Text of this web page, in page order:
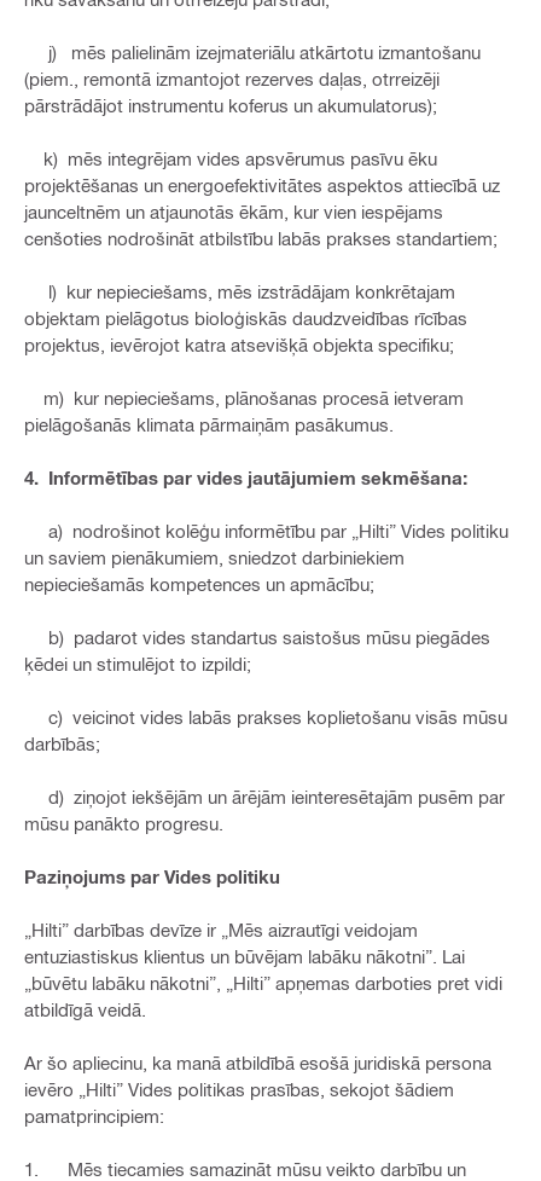
j) mēs palielinām izejmateriālu atkārtotu izmantošanu
(piem., remontā izmantojot rezerves daļas, otrreizēji
pārstrādājot instrumentu koferus un akumulatorus);
k) mēs integrējam vides apsvērumus pasīvu ēku
projektēšanas un energoefektivitātes aspektos attiecībā uz
jaunceltnēm un atjaunotās ēkām, kur vien iespējams
cenšoties nodrošināt atbilstību labās prakses standartiem;
l) kur nepieciešams, mēs izstrādājam konkrētajam
objektam pielāgotus bioloģiskās daudzveidības rīcības
projektus, ievērojot katra atsevišķā objekta specifiku;
m) kur nepieciešams, plānošanas procesā ietveram
pielāgošanās klimata pārmaiņām pasākumus.
4. Informētības par vides jautājumiem sekmēšana:
a) nodrošinot kolēģu informētību par „Hilti” Vides politiku
un saviem pienākumiem, sniedzot darbiniekiem
nepieciešamās kompetences un apmācību;
b) padarot vides standartus saistošus mūsu piegādes
ķēdei un stimulējot to izpildi;
c) veicinot vides labās prakses koplietošanu visās mūsu
darbībās;
d) ziņojot iekšējām un ārējām ieinteresētajām pusēm par
mūsu panākto progresu.
Paziņojums par Vides politiku
„Hilti” darbības devīze ir „Mēs aizrautīgi veidojam
entuziastiskus klientus un būvējam labāku nākotni”. Lai
„būvētu labāku nākotni”, „Hilti” apņemas darboties pret vidi
atbildīgā veidā.
Ar šo apliecinu, ka manā atbildībā esošā juridiskā persona
ievēro „Hilti” Vides politikas prasības, sekojot šādiem
pamatprincipiem:
1. Mēs tiecamies samazināt mūsu veikto darbību un